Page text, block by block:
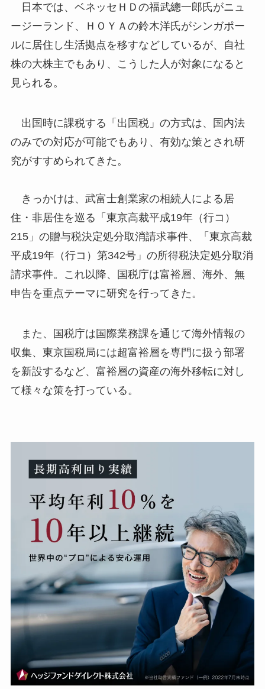
日本では、ベネッセＨＤの福武總一郎氏がニュ
ージーランド、ＨＯＹＡの鈴木洋氏がシンガポー
ルに居住し生活拠点を移すなどしているが、自社
株の大株主でもあり、こうした人が対象になると
見られる。
出国時に課税する「出国税」の方式は、国内法
のみでの対応が可能でもあり、有効な策とされ研
究がすすめられてきた。
きっかけは、武富士創業家の相続人による居
住・非居住を巡る「東京高裁平成19年（行コ）
215」の贈与税決定処分取消請求事件、「東京高裁
平成19年（行コ）第342号」の所得税決定処分取消
請求事件。これ以降、国税庁は富裕層、海外、無
申告を重点テーマに研究を行ってきた。
また、国税庁は国際業務課を通じて海外情報の
収集、東京国税局には超富裕層を専門に扱う部署
を新設するなど、富裕層の資産の海外移転に対し
て様々な策を打っている。